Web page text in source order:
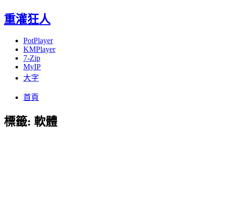
重灌狂人
PotPlayer
KMPlayer
7-Zip
MyIP
大字
首頁
標籤: 軟體